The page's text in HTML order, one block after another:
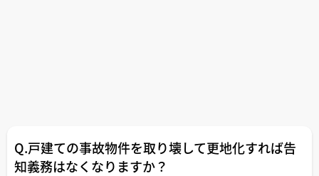
Q.戸建ての事故物件を取り壊して更地化すれば告
知義務はなくなりますか？